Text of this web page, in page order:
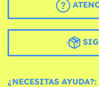
¿NECESITAS AYUDA?: